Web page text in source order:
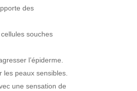
des
souches
l’épiderme.
peaux sensibles.
une sensation de